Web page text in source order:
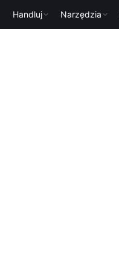
Handluj Narzędzia